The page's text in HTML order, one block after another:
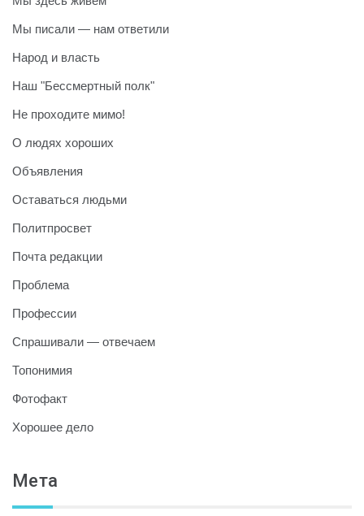
Мы писали — нам ответили
Народ и власть
Наш "Бессмертный полк"
Не проходите мимо!
О людях хороших
Объявления
Оставаться людьми
Политпросвет
Почта редакции
Проблема
Профессии
Спрашивали — отвечаем
Топонимия
Фотофакт
Хорошее дело
Мета